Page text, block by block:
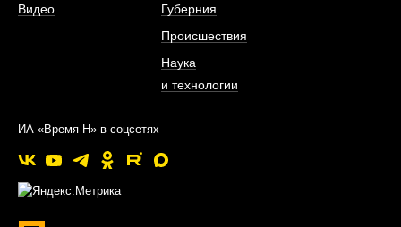
Видео
Губерния
Происшествия
Наука
и технологии
ИА «Время Н» в соцсетях